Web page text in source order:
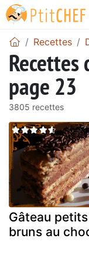
Recettes
Recettes
page 23
3805 recettes
Gâteau petits
bruns au